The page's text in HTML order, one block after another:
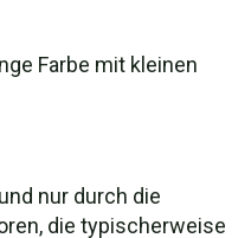
Farbe mit kleinen
nur durch die
die typischerweise